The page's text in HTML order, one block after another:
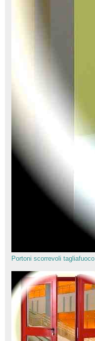
Portoni scorrevoli tagliafuoco